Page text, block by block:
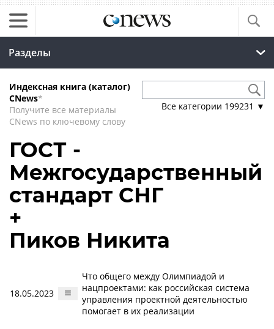
Разделы
Индексная книга (каталог)
CNews*
Получите все материалы
CNews по ключевому слову
Все категории 199231 ▼
ГОСТ -
Межгосударственный
стандарт СНГ
+
Пиков Никита
18.05.2023
Что общего между Олимпиадой и
нацпроектами: как российская система
управления проектной деятельностью
помогает в их реализации